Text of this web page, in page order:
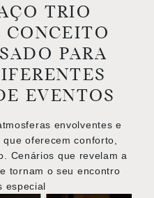
TRIO
PARA
EVENTOS
envolventes e
oferecem conforto,
Cenários que revelam a
tornam o seu encontro
especial